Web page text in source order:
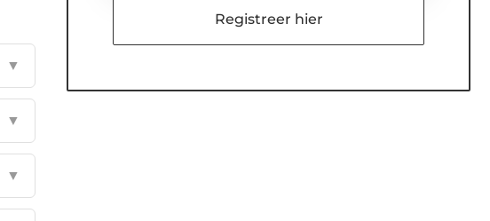
▼
▼
▼
Registreer hier